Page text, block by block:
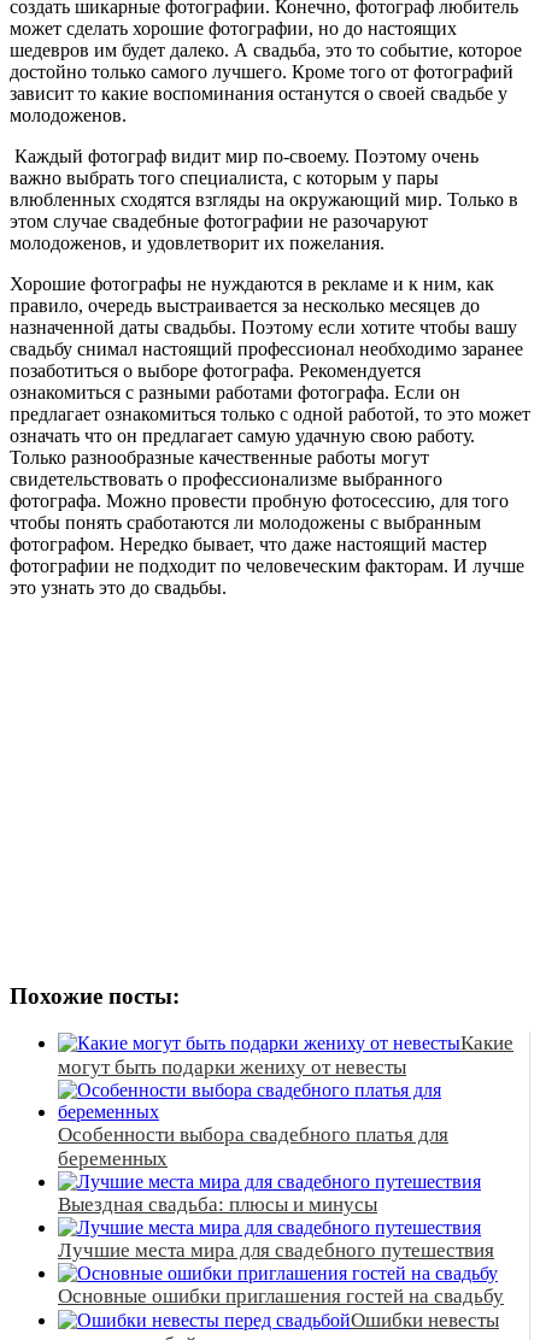
создать шикарные фотографии. Конечно, фотограф любитель
может сделать хорошие фотографии, но до настоящих
шедевров им будет далеко. А свадьба, это то событие, которое
достойно только самого лучшего. Кроме того от фотографий
зависит то какие воспоминания останутся о своей свадьбе у
молодоженов.
Каждый фотограф видит мир по-своему. Поэтому очень
важно выбрать того специалиста, с которым у пары
влюбленных сходятся взгляды на окружающий мир. Только в
этом случае свадебные фотографии не разочаруют
молодоженов, и удовлетворит их пожелания.
Хорошие фотографы не нуждаются в рекламе и к ним, как
правило, очередь выстраивается за несколько месяцев до
назначенной даты свадьбы. Поэтому если хотите чтобы вашу
свадьбу снимал настоящий профессионал необходимо заранее
позаботиться о выборе фотографа. Рекомендуется
ознакомиться с разными работами фотографа. Если он
предлагает ознакомиться только с одной работой, то это может
означать что он предлагает самую удачную свою работу.
Только разнообразные качественные работы могут
свидетельствовать о профессионализме выбранного
фотографа. Можно провести пробную фотосессию, для того
чтобы понять сработаются ли молодожены с выбранным
фотографом. Нередко бывает, что даже настоящий мастер
фотографии не подходит по человеческим факторам. И лучше
это узнать это до свадьбы.
Похожие посты:
Какие
могут быть подарки жениху от невесты
Особенности выбора свадебного платья для
беременных
Выездная свадьба: плюсы и минусы
Лучшие места мира для свадебного путешествия
Основные ошибки приглашения гостей на свадьбу
Ошибки невесты